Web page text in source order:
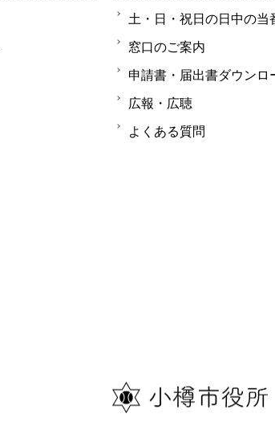
土・日・祝日の日中の当
窓口のご案内
申請書・届出書ダウンロ
広報・広聴
よくある質問